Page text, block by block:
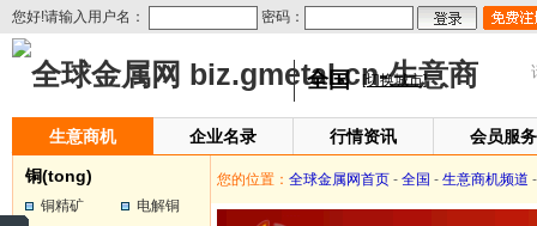
您好!请输入用户名： 密码：
全国 [切换城市]
生意商机 企业名录 行情资讯 会员服务
铜(tong)
铜精矿
电解铜
您的位置： 全球金属网首页 - 全国 - 生意商机频道 -